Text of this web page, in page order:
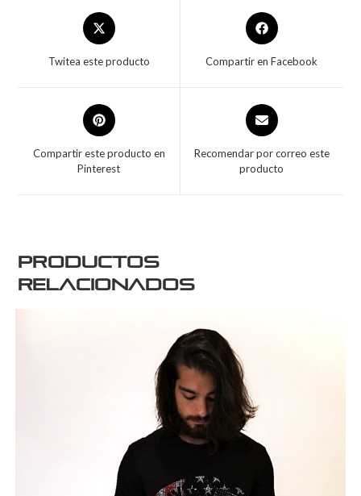
Twitea este producto Compartir en Facebook
Compartir este producto en
Pinterest
Recomendar por correo este
producto
Productos
relacionados